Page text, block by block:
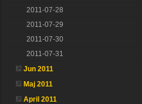
2011-07-28
2011-07-29
2011-07-30
2011-07-31
Jun 2011
Maj 2011
April 2011